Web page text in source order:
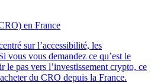
en France
sur l’accessibilité, les
vous vous demandez ce qu’est le
pas vers l’investissement crypto, ce
du CRO depuis la France.